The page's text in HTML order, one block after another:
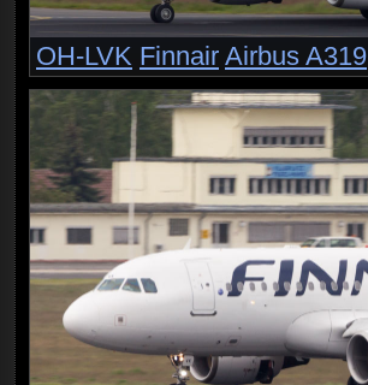
OH-LVK Finnair Airbus A319